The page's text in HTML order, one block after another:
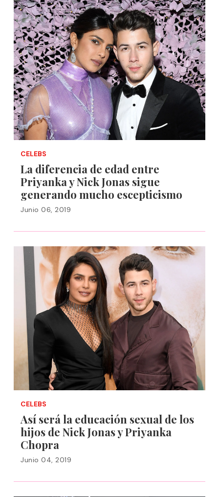
CELEBS
La diferencia de edad entre
Priyanka y Nick Jonas sigue
generando mucho escepticismo
Junio 06, 2019
CELEBS
Así será la educación sexual de los
hijos de Nick Jonas y Priyanka
Chopra
Junio 04, 2019